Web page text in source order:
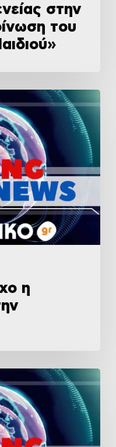
στην
του
η